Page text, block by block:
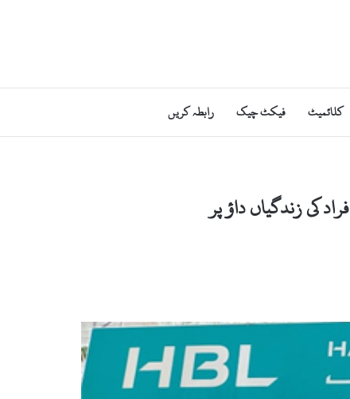
کلائمیٹ فیکٹ چیک رابطہ کریں
کی زندگیاں داؤ پر